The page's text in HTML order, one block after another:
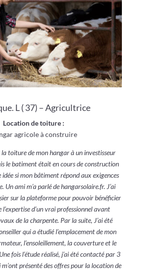
L ( 37) – Agricultrice
Location de toiture :
agricole à construire
la toiture de mon hangar à un investisseur
le batiment était en cours de construction
idée si mon bâtiment répond aux exigences
Un ami m’a parlé de hangarsolaire.fr. J’ai
sur la plateforme pour pouvoir bénéficier
d’un vrai professionnel avant
de la charpente. Par la suite, J’ai été
qui a étudié l’emplacement de mon
l’ensoleillement, la couverture et le
fois l’étude réalisé, j’ai été contacté par 3
m’ont présenté des offres pour la location de